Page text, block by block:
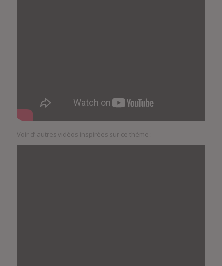
Voir d’ autres vidéos inspirées sur ce thème :